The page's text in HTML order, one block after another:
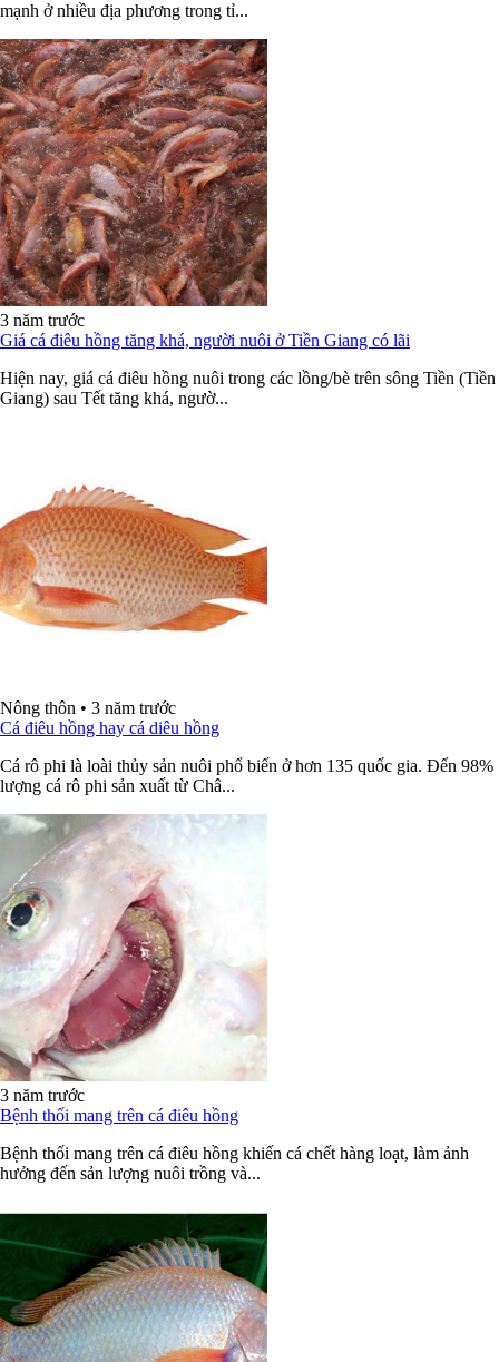
mạnh ở nhiều địa phương trong tỉ...
3 năm trước
Giá cá điêu hồng tăng khá, người nuôi ở Tiền Giang có lãi
Hiện nay, giá cá điêu hồng nuôi trong các lồng/bè trên sông Tiền (Tiền
Giang) sau Tết tăng khá, ngườ...
Nông thôn • 3 năm trước
Cá điêu hồng hay cá diêu hồng
Cá rô phi là loài thủy sản nuôi phổ biến ở hơn 135 quốc gia. Đến 98%
lượng cá rô phi sản xuất từ Châ...
3 năm trước
Bệnh thối mang trên cá điêu hồng
Bệnh thối mang trên cá điêu hồng khiến cá chết hàng loạt, làm ảnh
hưởng đến sản lượng nuôi trồng và...